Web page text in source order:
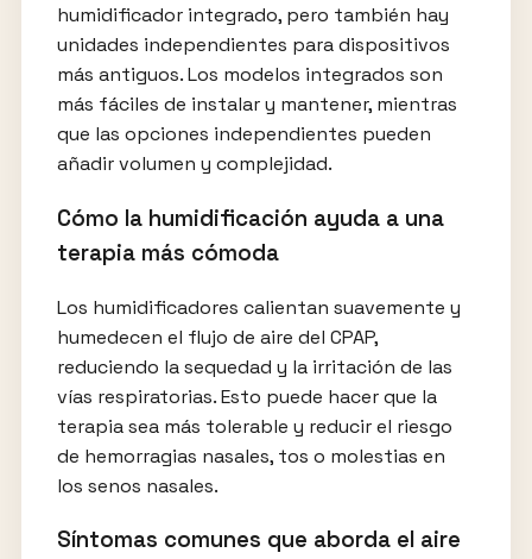
humidificador integrado, pero también hay
unidades independientes para dispositivos
más antiguos. Los modelos integrados son
más fáciles de instalar y mantener, mientras
que las opciones independientes pueden
añadir volumen y complejidad.
Cómo la humidificación ayuda a una
terapia más cómoda
Los humidificadores calientan suavemente y
humedecen el flujo de aire del CPAP,
reduciendo la sequedad y la irritación de las
vías respiratorias. Esto puede hacer que la
terapia sea más tolerable y reducir el riesgo
de hemorragias nasales, tos o molestias en
los senos nasales.
Síntomas comunes que aborda el aire